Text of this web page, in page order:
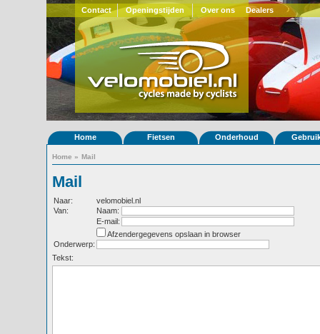
Contact Openingstijden Over ons Dealers
Home Fietsen Onderhoud
Home » Mail
Mail
Naar:
velomobiel.nl
Van:
Naam:
E-mail:
Afzendergegevens opslaan in browser
Onderwerp:
Tekst: